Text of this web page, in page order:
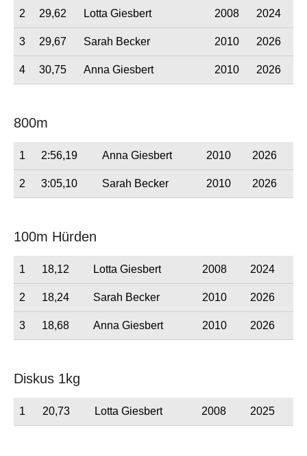
2 29,62 Lotta Giesbert 2008 2024
3 29,67 Sarah Becker 2010 2026
4 30,75 Anna Giesbert 2010 2026
800m
1 2:56,19 Anna Giesbert 2010 2026
2 3:05,10 Sarah Becker 2010 2026
100m Hürden
1 18,12 Lotta Giesbert 2008 2024
2 18,24 Sarah Becker 2010 2026
3 18,68 Anna Giesbert 2010 2026
Diskus 1kg
1 20,73 Lotta Giesbert 2008 2025